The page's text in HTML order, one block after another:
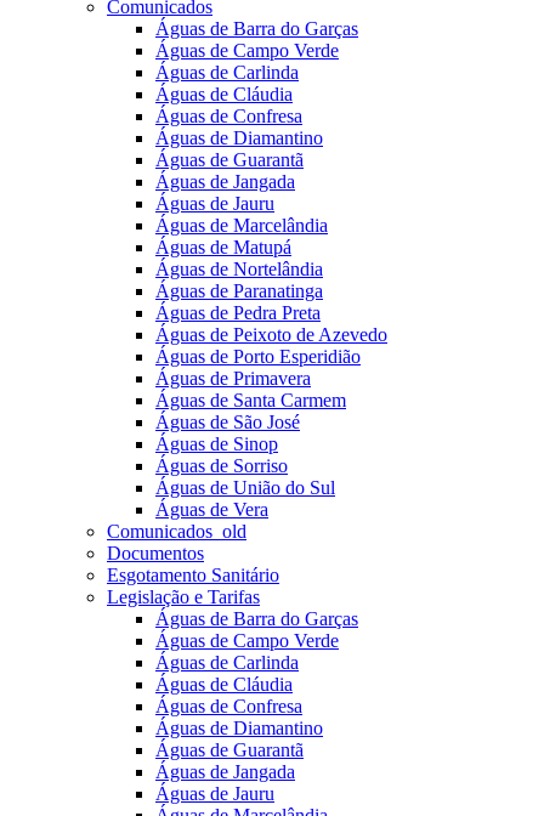
Comunicados
Águas de Barra do Garças
Águas de Campo Verde
Águas de Carlinda
Águas de Cláudia
Águas de Confresa
Águas de Diamantino
Águas de Guarantã
Águas de Jangada
Águas de Jauru
Águas de Marcelândia
Águas de Matupá
Águas de Nortelândia
Águas de Paranatinga
Águas de Pedra Preta
Águas de Peixoto de Azevedo
Águas de Porto Esperidião
Águas de Primavera
Águas de Santa Carmem
Águas de São José
Águas de Sinop
Águas de Sorriso
Águas de União do Sul
Águas de Vera
Comunicados_old
Documentos
Esgotamento Sanitário
Legislação e Tarifas
Águas de Barra do Garças
Águas de Campo Verde
Águas de Carlinda
Águas de Cláudia
Águas de Confresa
Águas de Diamantino
Águas de Guarantã
Águas de Jangada
Águas de Jauru